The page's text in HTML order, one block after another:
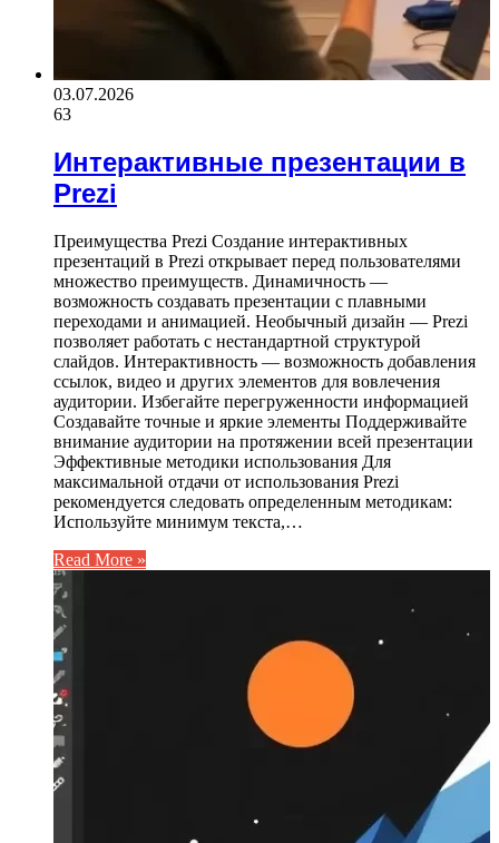
03.07.2026
63
Интерактивные презентации в
Prezi
Преимущества Prezi Создание интерактивных
презентаций в Prezi открывает перед пользователями
множество преимуществ. Динамичность —
возможность создавать презентации с плавными
переходами и анимацией. Необычный дизайн — Prezi
позволяет работать с нестандартной структурой
слайдов. Интерактивность — возможность добавления
ссылок, видео и других элементов для вовлечения
аудитории. Избегайте перегруженности информацией
Создавайте точные и яркие элементы Поддерживайте
внимание аудитории на протяжении всей презентации
Эффективные методики использования Для
максимальной отдачи от использования Prezi
рекомендуется следовать определенным методикам:
Используйте минимум текста,…
Read More »